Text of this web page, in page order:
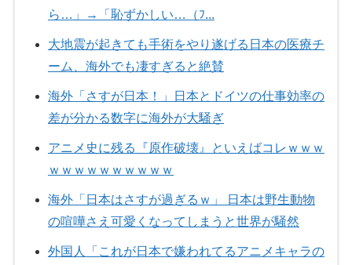
ら…」→「恥ずかしい…（ﾌ...
大地震が起きても手術をやり遂げる日本の医療チ
ーム、海外でも凄すぎると絶賛
海外「さすが日本！」日本とドイツの仕事効率の
差が分かる数字に海外が大騒ぎ
アニメ史に残る『原作破壊』といえばコレｗｗｗ
ｗｗｗｗｗｗｗｗｗｗ
海外「日本はさすが過ぎるｗ」 日本は野生動物
の喧嘩さえ可愛くなってしまうと世界が騒然
外国人「これが日本で嫌われてるアニメキャラの